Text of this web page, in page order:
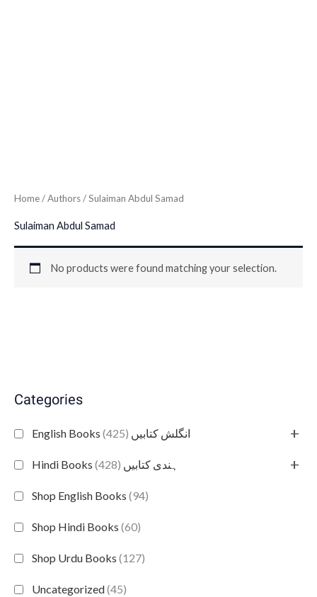
Categories
English Books انگلش کتابیں (425) +
Hindi Books ہندی کتابیں (428) +
Shop English Books (94)
Shop Hindi Books (60)
Shop Urdu Books (127)
Uncategorized(45)
Home/ Authors / Sulaiman Abdul Samad
Sulaiman Abdul Samad
No products were found matching your selection.